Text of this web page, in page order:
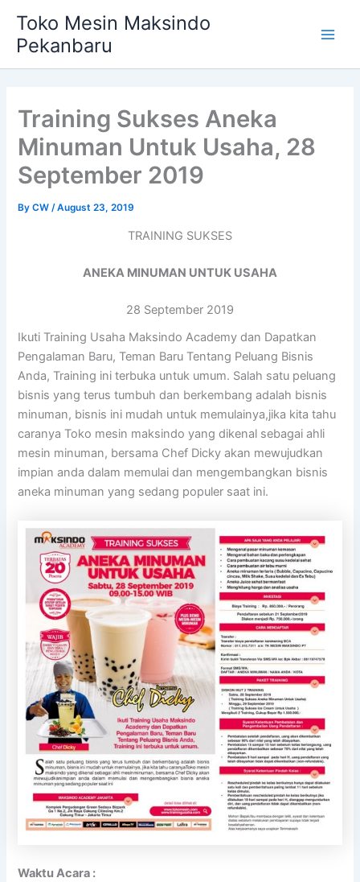
content
Toko Mesin Maksindo
Pekanbaru
Training Sukses Aneka
Minuman Untuk Usaha, 28
September 2019
ByCW/August 23, 2019
TRAINING SUKSES
ANEKA MINUMAN UNTUK USAHA
28 September 2019
Ikuti Training Usaha Maksindo Academy dan Dapatkan
Pengalaman Baru, Teman Baru Tentang Peluang Bisnis
Anda, Training ini terbuka untuk umum. Salah satu peluang
bisnis yang terus tumbuh dan berkembang adalah bisnis
minuman, bisnis ini mudah untuk memulainya,jika kita tahu
caranya Toko mesin maksindo yang dikenal sebagai ahli
mesin minuman, bersama Chef Dicky akan mewujudkan
impian anda dalam memulai dan mengembangkan bisnis
aneka minuman yang sedang populer saat ini.
Waktu Acara :